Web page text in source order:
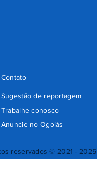
reservados © 2021 - 2025
Sugestão de reportagem
Trabalhe conosco
Anuncie no Ogoiás
Contato